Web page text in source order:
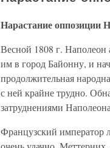
Нарастание оппозиции
Весной 1808 г. Наполеон
им в город Байонну, и
продолжительная
с ней крайне трудно.
затруд­нениями
Французский император